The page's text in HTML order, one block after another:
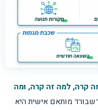
קרה, למה זה קרה, ומה
מותאם אישית היא